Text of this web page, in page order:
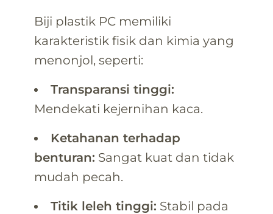
Biji plastik PC memiliki
karakteristik fisik dan kimia yang
menonjol, seperti:
Transparansi tinggi:
Mendekati kejernihan kaca.
Ketahanan terhadap
benturan: Sangat kuat dan tidak
mudah pecah.
Titik leleh tinggi: Stabil pada